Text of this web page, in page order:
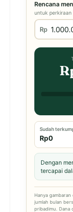
Rencana
untuk
Rp
Sudah
Rp0
Dengan
tercapai
Hanya
jumlah bulan
pribadimu. Dana